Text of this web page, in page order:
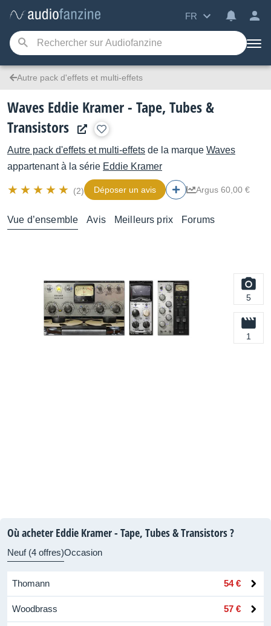
FR
Autre pack d'effets et multi-effets
Waves Eddie Kramer - Tape, Tubes &
Transistors
Autre pack d'effets et multi-effets de la marque Waves
appartenant à la série Eddie Kramer
(2) Déposer un avis Argus 60,00 €
Vue d’ensemble Avis Meilleurs prix Forums
5
1
Où acheter Eddie Kramer - Tape, Tubes & Transistors ?
Neuf (4 offres)Occasion
Thomann 54 €
Woodbrass 57 €